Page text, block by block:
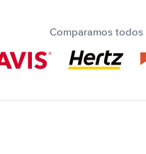
Comparamos